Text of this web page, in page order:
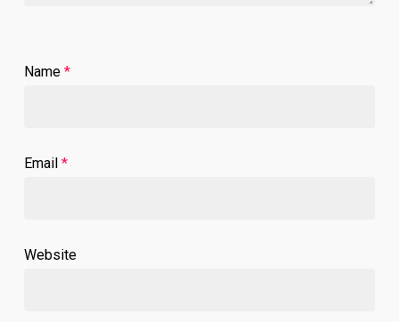
Name *
Email *
Website